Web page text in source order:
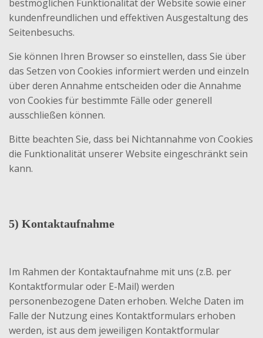
bestmöglichen Funktionalität der Website sowie einer
kundenfreundlichen und effektiven Ausgestaltung des
Seitenbesuchs.
Sie können Ihren Browser so einstellen, dass Sie über
das Setzen von Cookies informiert werden und einzeln
über deren Annahme entscheiden oder die Annahme
von Cookies für bestimmte Fälle oder generell
ausschließen können.
Bitte beachten Sie, dass bei Nichtannahme von Cookies
die Funktionalität unserer Website eingeschränkt sein
kann.
5) Kontaktaufnahme
Im Rahmen der Kontaktaufnahme mit uns (z.B. per
Kontaktformular oder E-Mail) werden
personenbezogene Daten erhoben. Welche Daten im
Falle der Nutzung eines Kontaktformulars erhoben
werden, ist aus dem jeweiligen Kontaktformular